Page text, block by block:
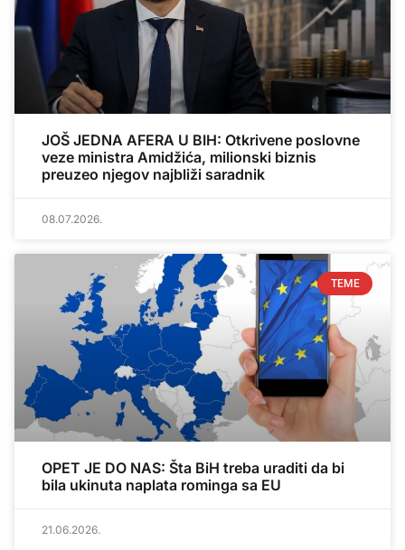
JOŠ JEDNA AFERA U BIH: Otkrivene poslovne
veze ministra Amidžića, milionski biznis
preuzeo njegov najbliži saradnik
08.07.2026.
TEME
OPET JE DO NAS: Šta BiH treba uraditi da bi
bila ukinuta naplata rominga sa EU
21.06.2026.